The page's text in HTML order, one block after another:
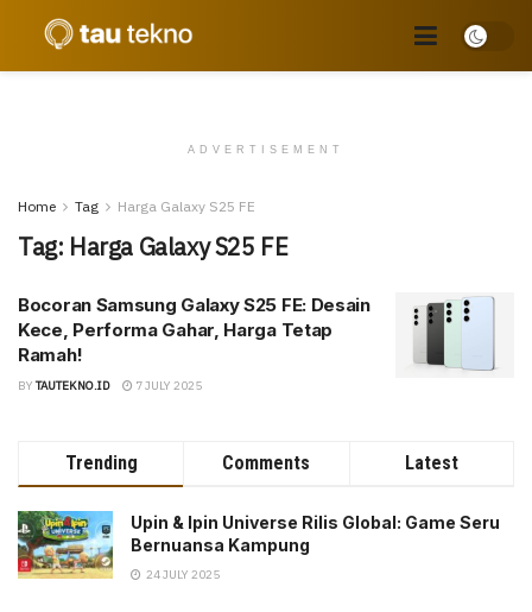
ADVERTISEMENT
Home Tag Harga Galaxy S25 FE
Tag: Harga Galaxy S25 FE
Bocoran Samsung Galaxy S25 FE: Desain
Kece, Performa Gahar, Harga Tetap
Ramah!
BY TAUTEKNO.ID 7 JULY 2025
Trending Comments Latest
Upin & Ipin Universe Rilis Global: Game Seru
Bernuansa Kampung
24 JULY 2025